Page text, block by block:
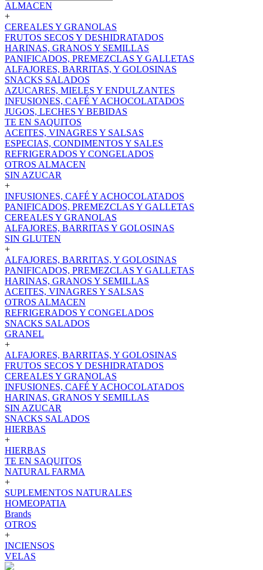
ALMACEN
+
CEREALES Y GRANOLAS
FRUTOS SECOS Y DESHIDRATADOS
HARINAS, GRANOS Y SEMILLAS
PANIFICADOS, PREMEZCLAS Y GALLETAS
ALFAJORES, BARRITAS, Y GOLOSINAS
SNACKS SALADOS
AZUCARES, MIELES Y ENDULZANTES
INFUSIONES, CAFÉ Y ACHOCOLATADOS
JUGOS, LECHES Y BEBIDAS
TE EN SAQUITOS
ACEITES, VINAGRES Y SALSAS
ESPECIAS, CONDIMENTOS Y SALES
REFRIGERADOS Y CONGELADOS
OTROS ALMACEN
SIN AZUCAR
+
INFUSIONES, CAFÉ Y ACHOCOLATADOS
PANIFICADOS, PREMEZCLAS Y GALLETAS
CEREALES Y GRANOLAS
ALFAJORES, BARRITAS Y GOLOSINAS
SIN GLUTEN
+
ALFAJORES, BARRITAS, Y GOLOSINAS
PANIFICADOS, PREMEZCLAS Y GALLETAS
HARINAS, GRANOS Y SEMILLAS
ACEITES, VINAGRES Y SALSAS
OTROS ALMACEN
REFRIGERADOS Y CONGELADOS
SNACKS SALADOS
GRANEL
+
ALFAJORES, BARRITAS, Y GOLOSINAS
FRUTOS SECOS Y DESHIDRATADOS
CEREALES Y GRANOLAS
INFUSIONES, CAFÉ Y ACHOCOLATADOS
HARINAS, GRANOS Y SEMILLAS
SIN AZUCAR
SNACKS SALADOS
HIERBAS
+
HIERBAS
TE EN SAQUITOS
NATURAL FARMA
+
SUPLEMENTOS NATURALES
HOMEOPATIA
Brands
OTROS
+
INCIENSOS
VELAS